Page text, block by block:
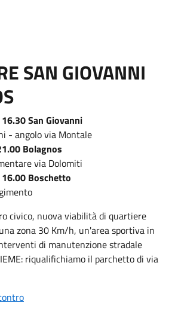
SAN GIOVANNI
San Giovanni
- angolo via Montale
Bolagnos
via Dolomiti
Boschetto
civico, nuova viabilità di quartiere
zona 30 Km/h, un'area sportiva in
di manutenzione stradale
riqualifichiamo il parchetto di via